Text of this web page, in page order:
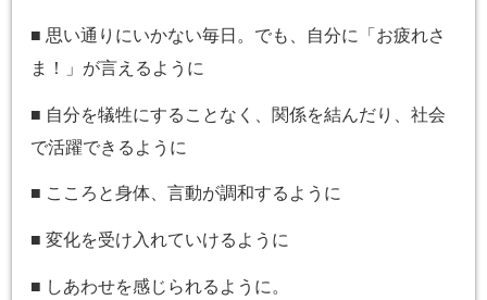
■ 思い通りにいかない毎日。でも、自分に「お疲れさ
ま！」が言えるように
■ 自分を犠牲にすることなく、関係を結んだり、社会
で活躍できるように
■ こころと身体、言動が調和するように
■ 変化を受け入れていけるように
■ しあわせを感じられるように。